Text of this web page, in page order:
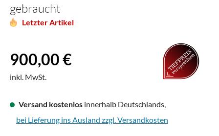
gebraucht
Letzter Artikel
Regulärer Preis:
900,00 €
inkl. MwSt.
Versand kostenlos innerhalb Deutschlands,
bei Lieferung ins Ausland zzgl. Versandkosten